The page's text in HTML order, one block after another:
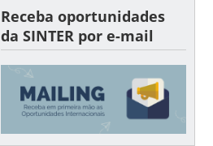
Receba oportunidades
da SINTER por e-mail